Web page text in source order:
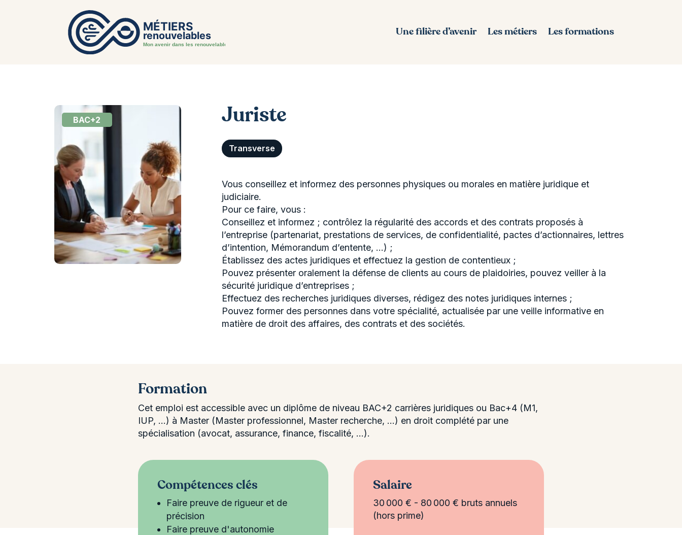
Une filière d’avenir Les métiers Les formations
BAC+2 Juriste
Transverse
Vous conseillez et informez des personnes physiques ou morales en matière juridique et
judiciaire.
Pour ce faire, vous :
Conseillez et informez ; contrôlez la régularité des accords et des contrats proposés à
l’entreprise (partenariat, prestations de services, de confidentialité, pactes d’actionnaires, lettres
d’intention, Mémorandum d’entente, …) ;
Établissez des actes juridiques et effectuez la gestion de contentieux ;
Pouvez présenter oralement la défense de clients au cours de plaidoiries, pouvez veiller à la
sécurité juridique d’entreprises ;
Effectuez des recherches juridiques diverses, rédigez des notes juridiques internes ;
Pouvez former des personnes dans votre spécialité, actualisée par une veille informative en
matière de droit des affaires, des contrats et des sociétés.
Formation
Cet emploi est accessible avec un diplôme de niveau BAC+2 carrières juridiques ou Bac+4 (M1,
IUP, ...) à Master (Master professionnel, Master recherche, ...) en droit complété par une
spécialisation (avocat, assurance, finance, fiscalité, ...).
Compétences clés
Faire preuve de rigueur et de
précision
Faire preuve d'autonomie
Salaire
30 000 € - 80 000 € bruts annuels
(hors prime)